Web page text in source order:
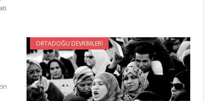
ORTADOĞU DEVRIMLERI